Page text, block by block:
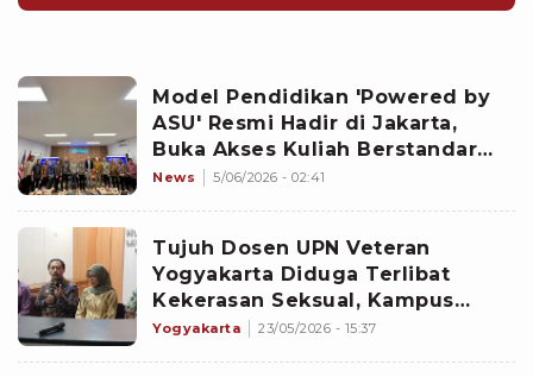
Model Pendidikan 'Powered by
ASU' Resmi Hadir di Jakarta,
Buka Akses Kuliah Berstandar
Dunia
News 5/06/2026 - 02:41
Tujuh Dosen UPN Veteran
Yogyakarta Diduga Terlibat
Kekerasan Seksual, Kampus
Pastikan Bimbingan dan Sidang
Yogyakarta 23/05/2026 - 15:37